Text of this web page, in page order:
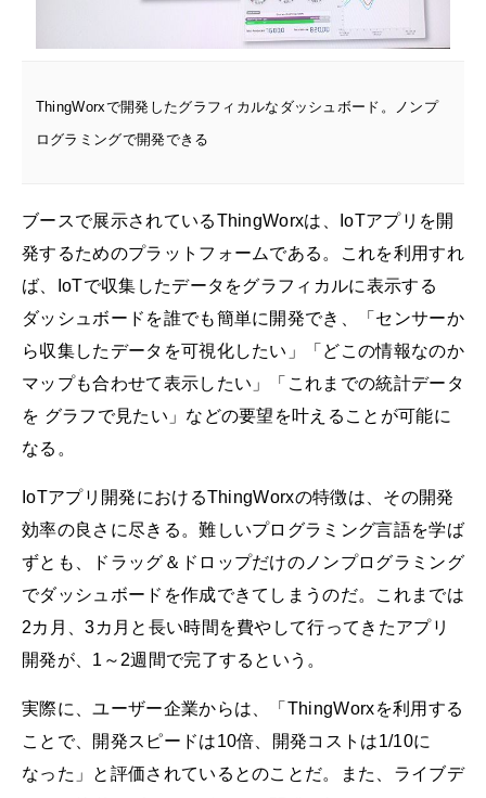
ThingWorxで開発したグラフィカルなダッシュボード。ノンプ
ログラミングで開発できる
ブースで展示されているThingWorxは、IoTアプリを開
発するためのプラットフォームである。これを利用すれ
ば、IoTで収集したデータをグラフィカルに表示する
ダッシュボードを誰でも簡単に開発でき、「センサーか
ら収集したデータを可視化したい」「どこの情報なのか
マップも合わせて表示したい」「これまでの統計データ
を グラフで見たい」などの要望を叶えることが可能に
なる。
IoTアプリ開発におけるThingWorxの特徴は、その開発
効率の良さに尽きる。難しいプログラミング言語を学ば
ずとも、ドラッグ＆ドロップだけのノンプログラミング
でダッシュボードを作成できてしまうのだ。これまでは
2カ月、3カ月と長い時間を費やして行ってきたアプリ
開発が、1～2週間で完了するという。
実際に、ユーザー企業からは、「ThingWorxを利用する
ことで、開発スピードは10倍、開発コストは1/10に
なった」と評価されているとのことだ。また、ライブデ